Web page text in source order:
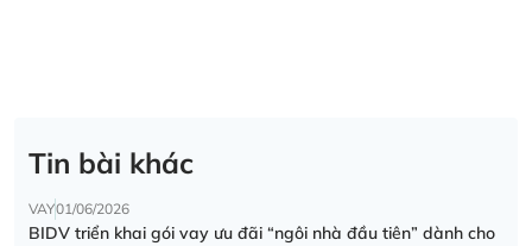
Tin bài khác
VAY01/06/2026
BIDV triển khai gói vay ưu đãi “ngôi nhà đầu tiên” dành cho